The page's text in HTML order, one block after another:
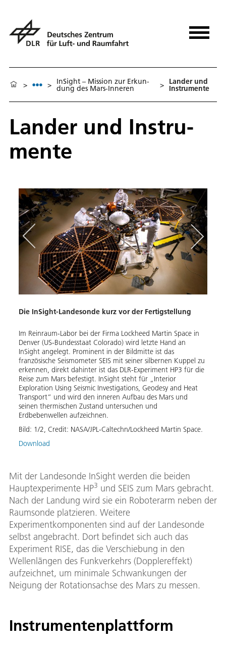
> > In­Sight – Mission zur Er­kun­
dung des Mars-In­ne­ren > Lan­der und
In­stru­men­te
Lan­der und In­stru­
men­te
Die InSight-Landesonde kurz vor der Fertigstellung
Im Reinraum-Labor bei der Firma Lockheed Martin Space in
Denver (US-Bundesstaat Colorado) wird letzte Hand an
InSight angelegt. Prominent in der Bildmitte ist das
französische Seismometer SEIS mit seiner silbernen Kuppel zu
erkennen, direkt dahinter ist das DLR-Experiment HP3 für die
Reise zum Mars befestigt. InSight steht für „Interior
Exploration Using Seismic Investigations, Geodesy and Heat
Transport“ und wird den inneren Aufbau des Mars und
seinen thermischen Zustand untersuchen und
Erdbebenwellen aufzeichnen.
Bild: 1/2, Credit: NASA/JPL-Caltechn/Lockheed Martin Space.
Download
Mit der Landesonde InSight werden die beiden
Hauptexperimente HP3 und SEIS zum Mars gebracht.
Nach der Landung wird sie ein Roboterarm neben der
Raumsonde platzieren. Weitere
Experimentkomponenten sind auf der Landesonde
selbst angebracht. Dort befindet sich auch das
Experiment RISE, das die Verschiebung in den
Wellenlängen des Funkverkehrs (Dopplereffekt)
aufzeichnet, um minimale Schwankungen der
Neigung der Rotationsachse des Mars zu messen.
Instrumentenplattform